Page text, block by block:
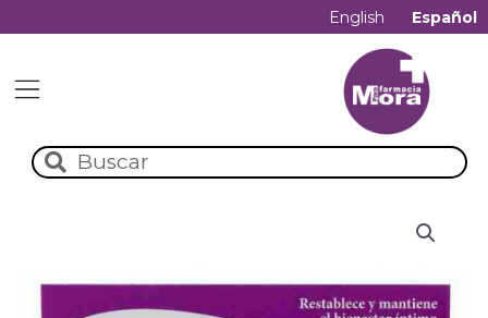
English Español